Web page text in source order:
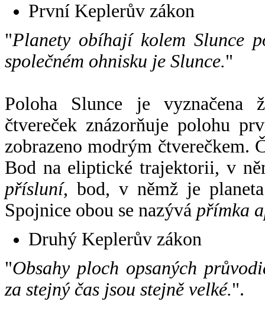
První Keplerův zákon
"Planety obíhají kolem Slunce
společném ohnisku je Slunce."
Poloha Slunce je vyznačena
čtvereček znázorňuje polohu
zobrazeno modrým čtverečkem.
Bod na eliptické trajektorii, v
přísluní, bod, v němž je
Spojnice obou se nazývá přímka
Druhý Keplerův zákon
"Obsahy ploch opsaných
za stejný čas jsou stejně velké.".